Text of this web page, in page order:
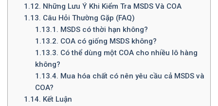
1.12. Những Lưu Ý Khi Kiểm Tra MSDS Và COA
1.13. Câu Hỏi Thường Gặp (FAQ)
1.13.1. MSDS có thời hạn không?
1.13.2. COA có giống MSDS không?
1.13.3. Có thể dùng một COA cho nhiều lô hàng
không?
1.13.4. Mua hóa chất có nên yêu cầu cả MSDS và
COA?
1.14. Kết Luận